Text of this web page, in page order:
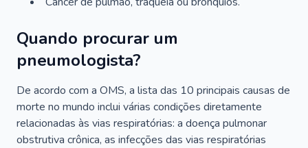
Quando procurar um
pneumologista?
De acordo com a OMS, a lista das 10 principais causas de
morte no mundo inclui várias condições diretamente
relacionadas às vias respiratórias: a doença pulmonar
obstrutiva crônica, as infecções das vias respiratórias